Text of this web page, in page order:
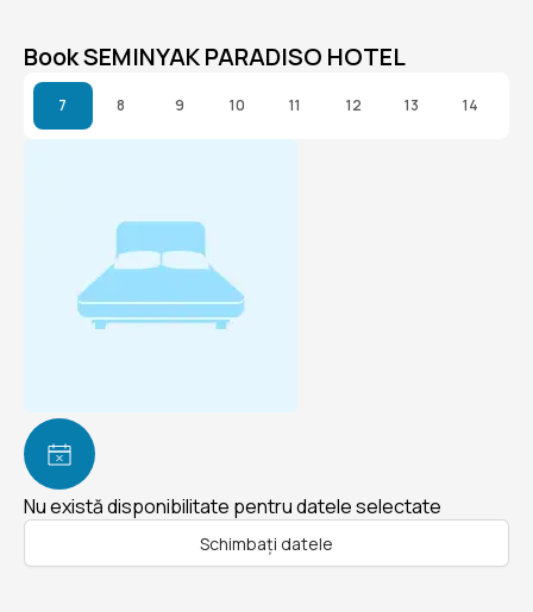
Book SEMINYAK PARADISO HOTEL
7 8 9 10 11 12 13 14
Nu există disponibilitate pentru datele selectate
Schimbați datele